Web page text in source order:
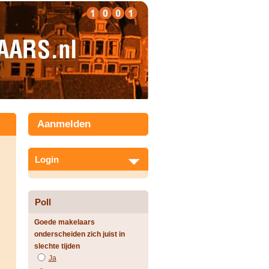
Aanmelden
Login
Poll
Goede makelaars
onderscheiden zich juist in
slechte tijden
Ja